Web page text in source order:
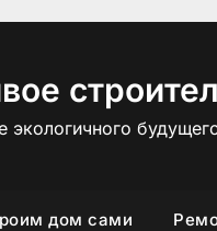
экологичного
дом сами